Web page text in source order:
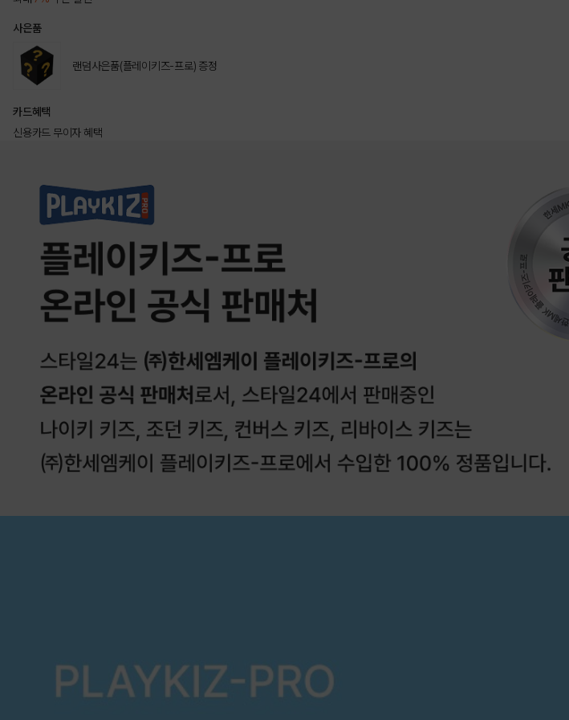
사은품
랜덤사은품(플레이키즈-프로) 증정
카드혜택
신용카드 무이자 혜택